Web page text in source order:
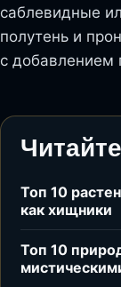
саблевидные
полутень и
с добавлением
Топ 10
как хищники
Топ 10